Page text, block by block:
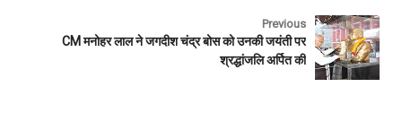
Previous
CM मनोहर लाल ने जगदीश चंद्र बोस को उनकी जयंती पर
श्रद्धांजलि अर्पित की